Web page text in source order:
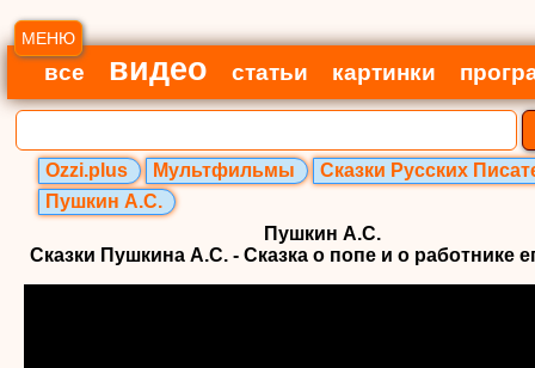
МЕНЮ
все видео статьи картинки
Ozzi.plus Мультфильмы
Сказки Русских
Пушкин А.С.
Пушкин А.С.
Сказки Пушкина А.С. - Сказка о попе и о работнике